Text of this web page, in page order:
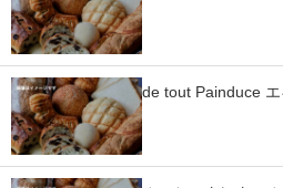
de tout Painduce エ